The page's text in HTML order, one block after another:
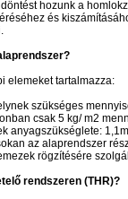
hozunk a
és
elemeket tartalmazza:
szükséges
csak 5 kg/ m2
anyagszükséglete:
az alaprendszer
rögzítésére
rendszeren (THR)?